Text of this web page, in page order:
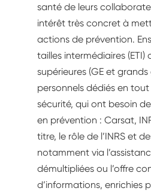
santé de leurs
intérêt très concret à
actions de prévention.
tailles intermédiaires (ETI)
supérieures (GE et
personnels dédiés en
sécurité, qui ont besoin
en prévention : Carsat,
titre, le rôle de l’INRS et
notamment via
démultipliées ou l’offre
d’informations, enrichies